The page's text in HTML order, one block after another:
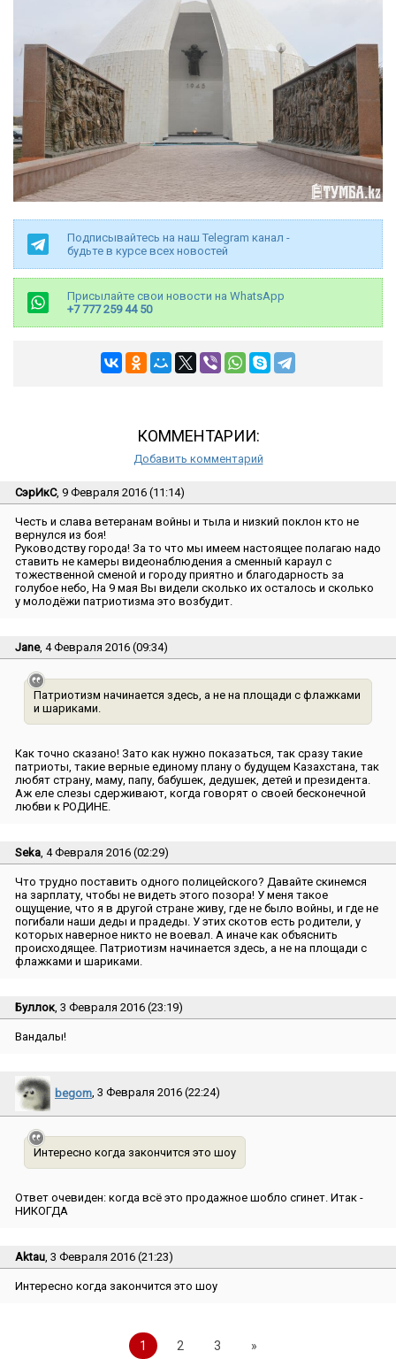
Подписывайтесь на наш Telegram канал -
будьте в курсе всех новостей
Присылайте свои новости на WhatsApp
+7 777 259 44 50
КОММЕНТАРИИ:
Добавить комментарий
СэрИкС, 9 Февраля 2016 (11:14)
Честь и слава ветеранам войны и тыла и низкий поклон кто не
вернулся из боя!
Руководству города! За то что мы имеем настоящее полагаю надо
ставить не камеры видеонаблюдения а сменный караул с
тожественной сменой и городу приятно и благодарность за
голубое небо, На 9 мая Вы видели сколько их осталось и сколько
у молодёжи патриотизма это возбудит.
Jane, 4 Февраля 2016 (09:34)
Патриотизм начинается здесь, а не на площади с флажками
и шариками.
Как точно сказано! Зато как нужно показаться, так сразу такие
патриоты, такие верные единому плану о будущем Казахстана, так
любят страну, маму, папу, бабушек, дедушек, детей и президента.
Аж еле слезы сдерживают, когда говорят о своей бесконечной
любви к РОДИНЕ.
Seka, 4 Февраля 2016 (02:29)
Что трудно поставить одного полицейского? Давайте скинемся
на зарплату, чтобы не видеть этого позора! У меня такое
ощущение, что я в другой стране живу, где не было войны, и где не
погибали наши деды и прадеды. У этих скотов есть родители, у
которых наверное никто не воевал. А иначе как объяснить
происходящее. Патриотизм начинается здесь, а не на площади с
флажками и шариками.
Буллок, 3 Февраля 2016 (23:19)
Вандалы!
begom, 3 Февраля 2016 (22:24)
Интересно когда закончится это шоу
Ответ очевиден: когда всё это продажное шобло сгинет. Итак -
НИКОГДА
Aktau, 3 Февраля 2016 (21:23)
Интересно когда закончится это шоу
1 2 3 »